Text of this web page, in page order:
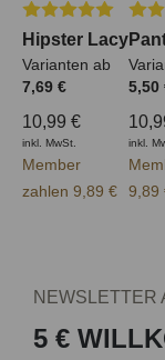
Durchschnittliche
Hipster Lacy
Varianten ab
7,69 €
10,99 €
inkl. MwSt.
Member
zahlen 9,89 €
5,50
inkl.
9,89
NEWSLETTER
5 €